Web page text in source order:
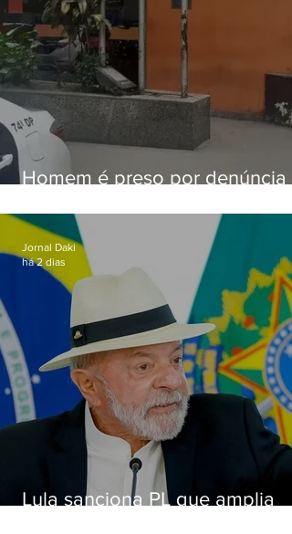
Homem é preso por denúncia
Alcântara
Lula sanciona PL que amplia
Jornal Daki
há 2 dias